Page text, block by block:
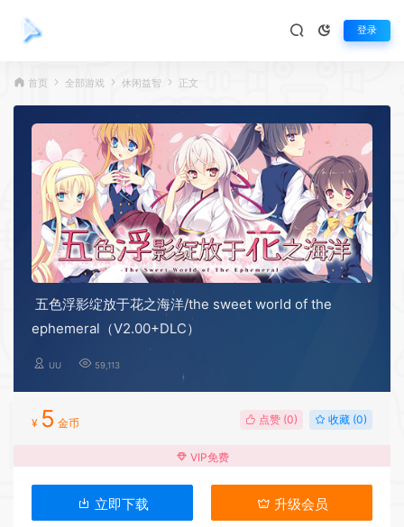
登录
首页 全部游戏 休闲益智 正文
五色浮影绽放于花之海洋/the sweet world of the
ephemeral（V2.00+DLC）
UU 59,113
¥ 5 金币 点赞 (0) 收藏 (0)
VIP免费
立即下载 升级会员